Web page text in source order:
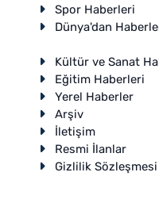
Spor Haberleri
Dünya'dan
Kültür ve Sanat
Eğitim Haberleri
Yerel Haberler
Arşiv
İletişim
Resmi İlanlar
Gizlilik Sözleşmesi